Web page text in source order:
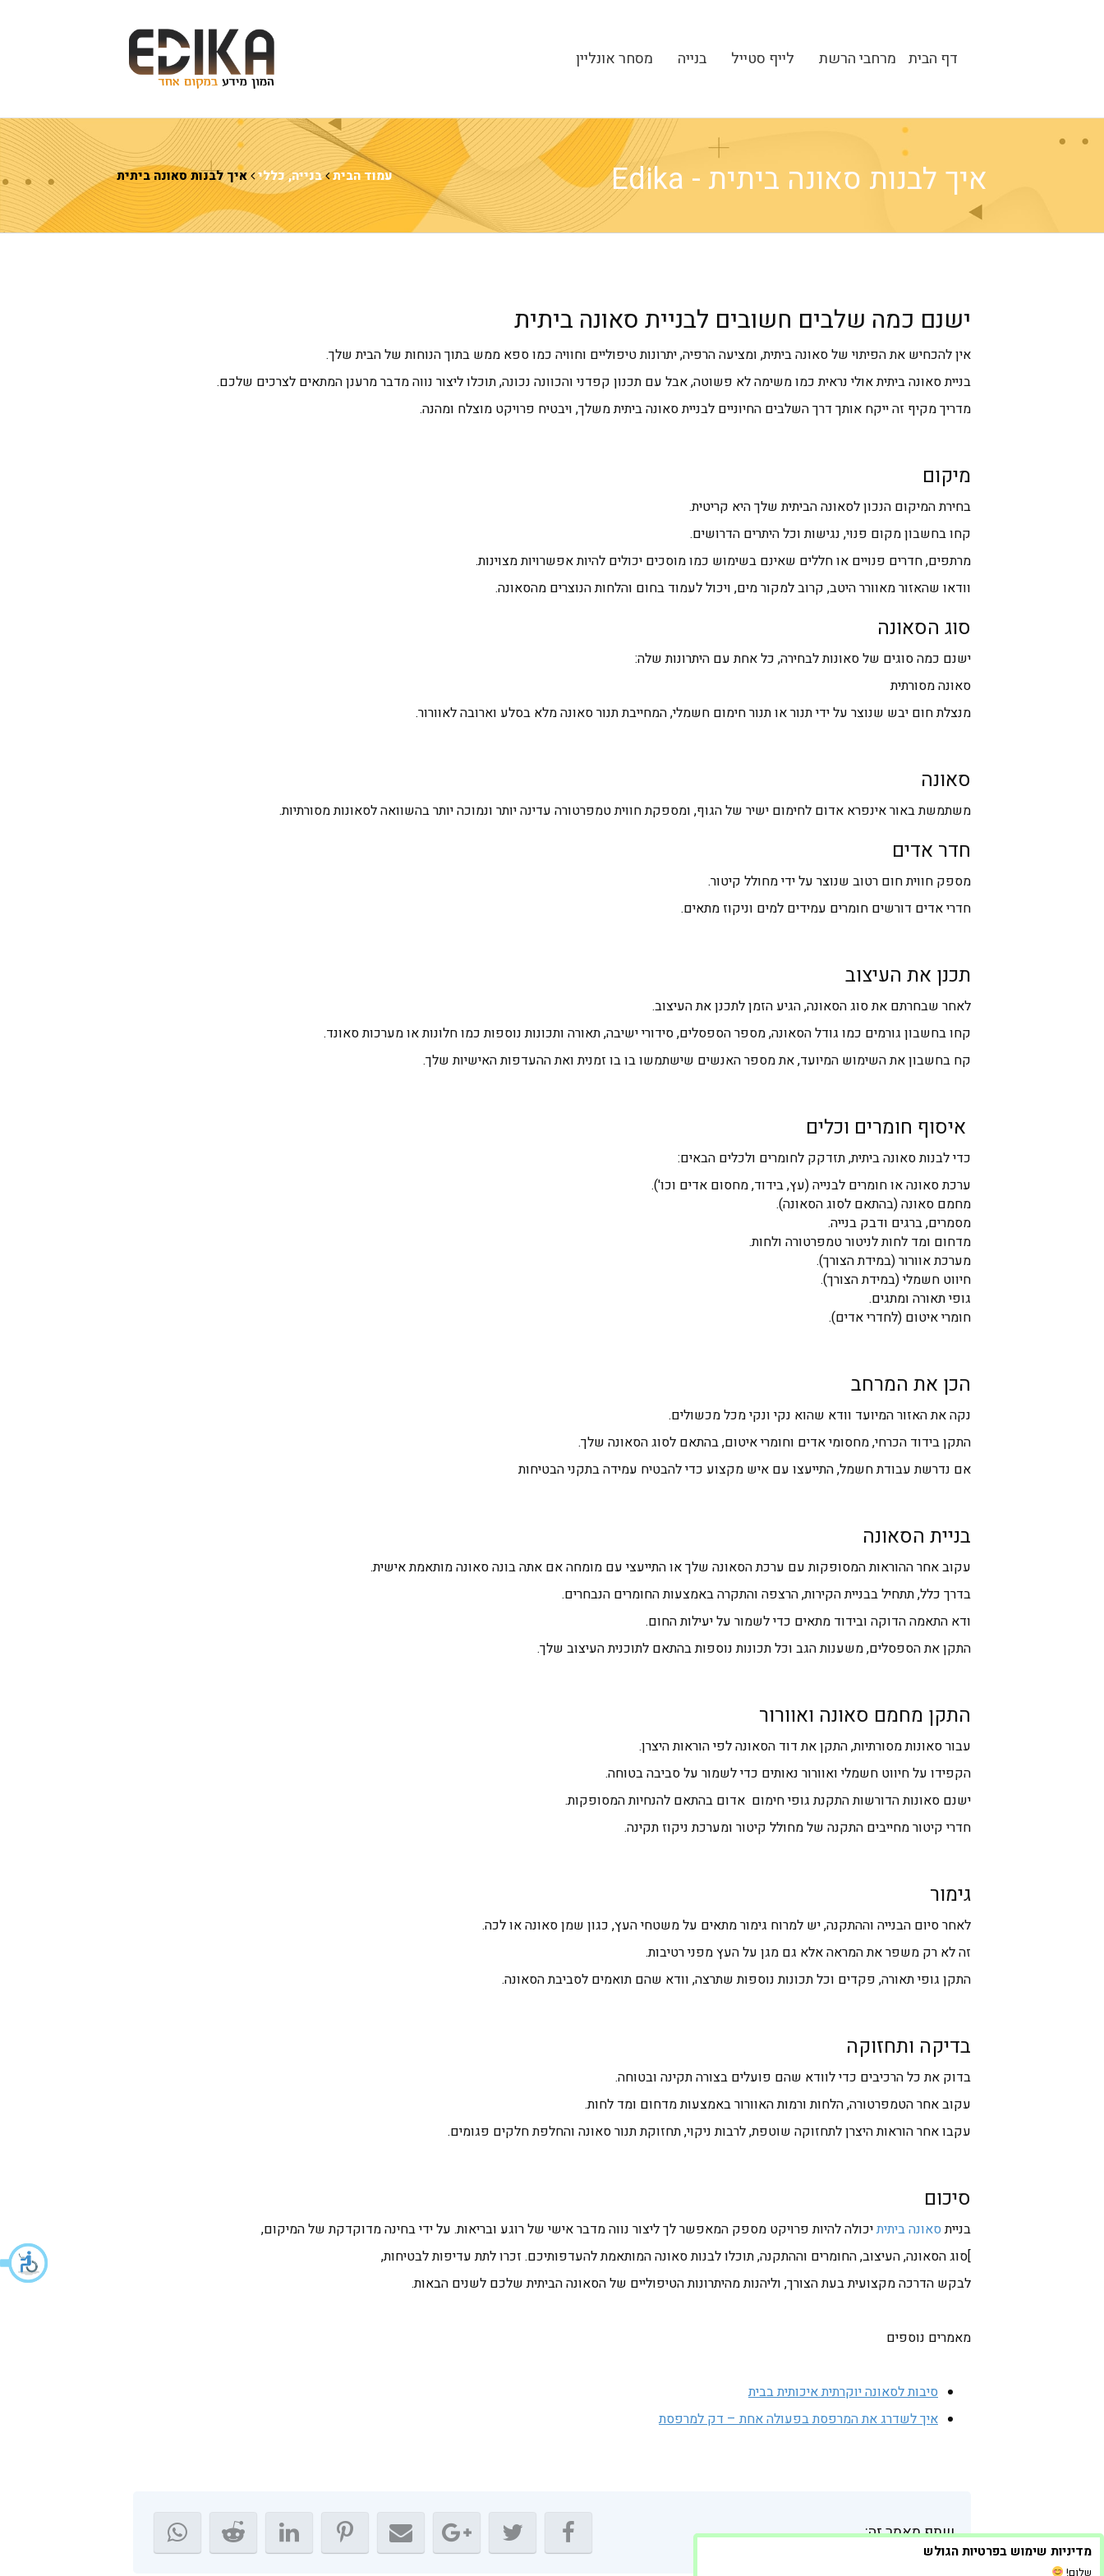
דף הבית מרחבי הרשת לייף סטייל בנייה מסחר אונליין
איך לבנות סאונה ביתית - Edika עמוד הבית בנייה, כללי איך לבנות סאונה ביתית
ישנם כמה שלבים חשובים לבניית סאונה ביתית
אין להכחיש את הפיתוי של סאונה ביתית, ומציעה הרפיה, יתרונות טיפוליים וחוויה כמו ספא ממש בתוך הנוחות של הבית שלך.
בניית סאונה ביתית אולי נראית כמו משימה לא פשוטה, אבל עם תכנון קפדני והכוונה נכונה, תוכלו ליצור נווה מדבר מרענן המתאים לצרכים שלכם.
מדריך מקיף זה ייקח אותך דרך השלבים החיוניים לבניית סאונה ביתית משלך, ויבטיח פרויקט מוצלח ומהנה.
מיקום
בחירת המיקום הנכון לסאונה הביתית שלך היא קריטית.
קחו בחשבון מקום פנוי, נגישות וכל היתרים הדרושים.
מרתפים, חדרים פנויים או חללים שאינם בשימוש כמו מוסכים יכולים להיות אפשרויות מצוינות.
וודאו שהאזור מאוורר היטב, קרוב למקור מים, ויכול לעמוד בחום והלחות הנוצרים מהסאונה.
סוג הסאונה
ישנם כמה סוגים של סאונות לבחירה, כל אחת עם היתרונות שלה:
סאונה מסורתית
מנצלת חום יבש שנוצר על ידי תנור או תנור חימום חשמלי, המחייבת תנור סאונה מלא בסלע וארובה לאוורור.
סאונה
משתמשת באור אינפרא אדום לחימום ישיר של הגוף, ומספקת חווית טמפרטורה עדינה יותר ונמוכה יותר בהשוואה לסאונות מסורתיות.
חדר אדים
מספק חווית חום רטוב שנוצר על ידי מחולל קיטור.
חדרי אדים דורשים חומרים עמידים למים וניקוז מתאים.
תכנן את העיצוב
לאחר שבחרתם את סוג הסאונה, הגיע הזמן לתכנן את העיצוב.
קחו בחשבון גורמים כמו גודל הסאונה, מספר הספסלים, סידורי ישיבה, תאורה ותכונות נוספות כמו חלונות או מערכות סאונד.
קח בחשבון את השימוש המיועד, את מספר האנשים שישתמשו בו בו זמנית ואת ההעדפות האישיות שלך.
איסוף חומרים וכלים
כדי לבנות סאונה ביתית, תזדקק לחומרים ולכלים הבאים:
ערכת סאונה או חומרים לבנייה (עץ, בידוד, מחסום אדים וכו').
מחמם סאונה (בהתאם לסוג הסאונה).
מסמרים, ברגים ודבק בנייה.
מדחום ומד לחות לניטור טמפרטורה ולחות.
מערכת אוורור (במידת הצורך).
חיווט חשמלי (במידת הצורך).
גופי תאורה ומתגים.
חומרי איטום (לחדרי אדים).
הכן את המרחב
נקה את האזור המיועד וודא שהוא נקי ונקי מכל מכשולים.
התקן בידוד הכרחי, מחסומי אדים וחומרי איטום, בהתאם לסוג הסאונה שלך.
אם נדרשת עבודת חשמל, התייעצו עם איש מקצוע כדי להבטיח עמידה בתקני הבטיחות
בניית הסאונה
עקוב אחר ההוראות המסופקות עם ערכת הסאונה שלך או התייעצי עם מומחה אם אתה בונה סאונה מותאמת אישית.
בדרך כלל, תתחיל בבניית הקירות, הרצפה והתקרה באמצעות החומרים הנבחרים.
ודא התאמה הדוקה ובידוד מתאים כדי לשמור על יעילות החום.
התקן את הספסלים, משענות הגב וכל תכונות נוספות בהתאם לתוכנית העיצוב שלך.
התקן מחמם סאונה ואוורור
עבור סאונות מסורתיות, התקן את דוד הסאונה לפי הוראות היצרן.
הקפידו על חיווט חשמלי ואוורור נאותים כדי לשמור על סביבה בטוחה.
ישנם סאונות הדורשות התקנת גופי חימום אדום בהתאם להנחיות המסופקות.
חדרי קיטור מחייבים התקנה של מחולל קיטור ומערכת ניקוז תקינה.
גימור
לאחר סיום הבנייה וההתקנה, יש למרוח גימור מתאים על משטחי העץ, כגון שמן סאונה או לכה.
זה לא רק משפר את המראה אלא גם מגן על העץ מפני רטיבות.
התקן גופי תאורה, פקדים וכל תכונות נוספות שתרצה, וודא שהם תואמים לסביבת הסאונה.
בדיקה ותחזוקה
בדוק את כל הרכיבים כדי לוודא שהם פועלים בצורה תקינה ובטוחה.
עקוב אחר הטמפרטורה, הלחות ורמות האוורור באמצעות מדחום ומד לחות.
עקבו אחר הוראות היצרן לתחזוקה שוטפת, לרבות ניקוי, תחזוקת תנור סאונה והחלפת חלקים פגומים.
סיכום
בנייתסאונה ביתיתיכולה להיות פרויקט מספק המאפשר לך ליצור נווה מדבר אישי של רוגע ובריאות. על ידי בחינה מדוקדקת של המיקום,
]סוג הסאונה, העיצוב, החומרים וההתקנה, תוכלו לבנות סאונה המותאמת להעדפותיכם. זכרו לתת עדיפות לבטיחות,
לבקש הדרכה מקצועית בעת הצורך, וליהנות מהיתרונות הטיפוליים של הסאונה הביתית שלכם לשנים הבאות.
מאמרים נוספים
סיבות לסאונה יוקרתית איכותית בבית
איך לשדרג את המרפסת בפעולה אחת – דק למרפסת
שתף מאמר זה:
מדיניות שימוש בפרטיות הגולש
שלום!